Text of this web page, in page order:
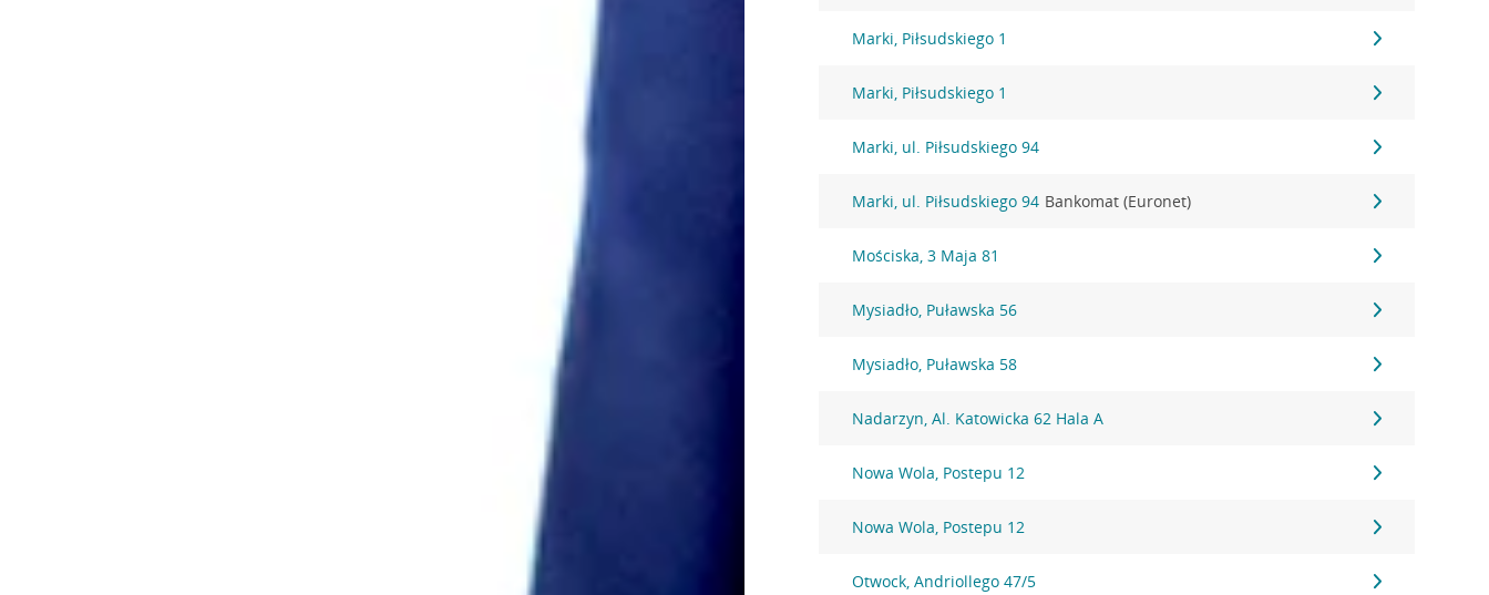
Marki, Piłsudskiego 1
Marki, Piłsudskiego 1
Marki, ul. Piłsudskiego 94
Marki, ul. Piłsudskiego 94 Bankomat (Euronet)
Mościska, 3 Maja 81
Mysiadło, Puławska 56
Mysiadło, Puławska 58
Nadarzyn, Al. Katowicka 62 Hala A
Nowa Wola, Postepu 12
Nowa Wola, Postepu 12
Otwock, Andriollego 47/5